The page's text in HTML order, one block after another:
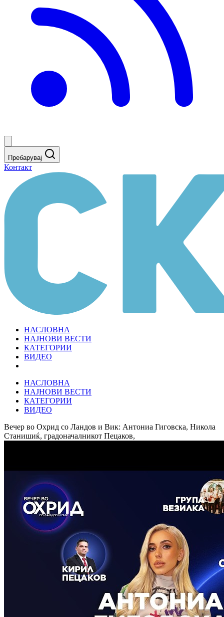
Пребарувај
Контакт
НАСЛОВНА
НАЈНОВИ ВЕСТИ
КАТЕГОРИИ
ВИДЕО
НАСЛОВНА
НАЈНОВИ ВЕСТИ
КАТЕГОРИИ
ВИДЕО
Вечер во Охрид со Ландов и Вик: Антониа Гиговска, Никола
Станишиќ, градоначалникот Пецаков,